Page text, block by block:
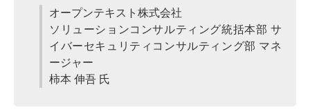
オープンテキスト株式会社
ソリューションコンサルティング統括本部 サ
イバーセキュリティコンサルティング部 マネ
ージャー
柿本 伸吾 氏